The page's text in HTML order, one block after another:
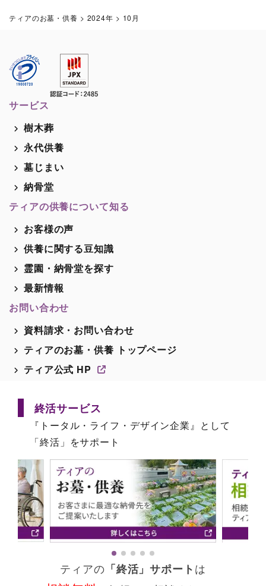
ティアのお墓・供養 > 2024年 > 10月
サービス
樹木葬
永代供養
墓じまい
納骨堂
ティアの供養について知る
お客様の声
供養に関する豆知識
霊園・納骨堂を探す
最新情報
お問い合わせ
資料請求・お問い合わせ
ティアのお墓・供養 トップページ
ティア公式 HP
終活サービス
『トータル・ライフ・デザイン企業』として
「終活」をサポート
ティアの 「終活」サポート は